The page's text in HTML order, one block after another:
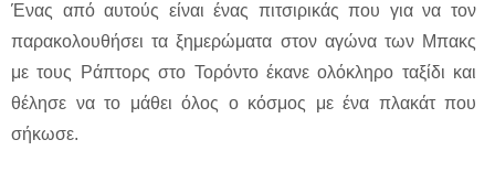
Ένας από αυτούς είναι ένας πιτσιρικάς που για να τον
παρακολουθήσει τα ξημερώματα στον αγώνα των Μπακς
με τους Ράπτορς στο Τορόντο έκανε ολόκληρο ταξίδι και
θέλησε να το μάθει όλος ο κόσμος με ένα πλακάτ που
σήκωσε.